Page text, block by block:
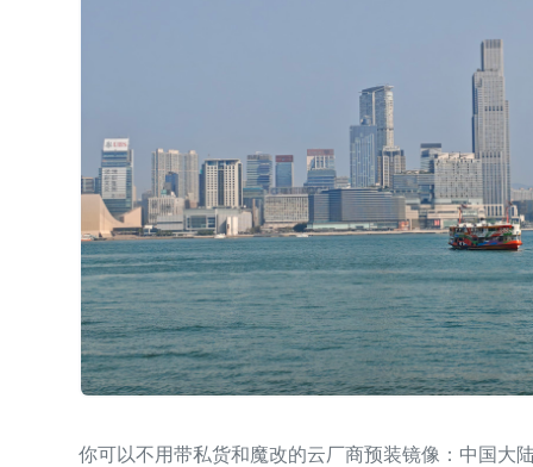
你可以不用带私货和魔改的云厂商预装镜像：中国大